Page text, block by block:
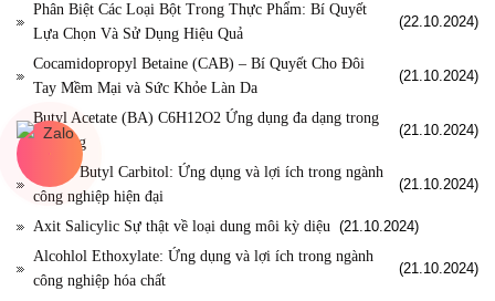
Phân Biệt Các Loại Bột Trong Thực Phẩm: Bí Quyết
Lựa Chọn Và Sử Dụng Hiệu Quả
(22.10.2024)
Cocamidopropyl Betaine (CAB) – Bí Quyết Cho Đôi
Tay Mềm Mại và Sức Khỏe Làn Da
(21.10.2024)
Butyl Acetate (BA) C6H12O2 Ứng dụng đa dạng trong
đời sống
(21.10.2024)
BCA – Butyl Carbitol: Ứng dụng và lợi ích trong ngành
công nghiệp hiện đại
(21.10.2024)
Axit Salicylic Sự thật về loại dung môi kỳ diệu (21.10.2024)
Alcohlol Ethoxylate: Ứng dụng và lợi ích trong ngành
công nghiệp hóa chất
(21.10.2024)